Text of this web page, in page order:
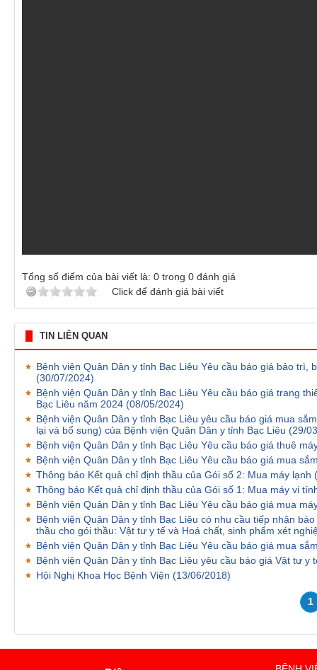
Tổng số điểm của bài viết là: 0 trong 0 đánh giá
Click để đánh giá bài viết
TIN LIÊN QUAN
Bệnh viện Quân Dân y tỉnh Bạc Liêu Yêu cầu báo giá bảo
(30/07/2024)
Bệnh viện Quân Dân y tỉnh Bạc Liêu Yêu cầu báo giá trang
Bạc Liêu năm 2024 (08/05/2024)
Bệnh viện Quân Dân y tỉnh Bạc Liêu yêu cầu báo giá mua
lại và bổ sung) của Bệnh viện Quân Dân y tỉnh Bạc Liêu (29/
Bệnh viện Quân Dân y tỉnh Bạc Liêu Yêu cầu báo giá thuê
Bệnh viện Quân Dân y tỉnh Bạc Liêu Yêu cầu báo giá mua
Thông báo Kết quả chỉ định thầu của Gói số 2: Mua máy lạnh
Thông báo Kết quả chỉ định thầu của Gói số 1: Mua máy vi
Bệnh viện Quân Dân y tỉnh Bạc Liêu Yêu cầu báo giá mua
Bệnh viện Quân Dân y tỉnh Bạc Liêu có nhu cầu tiếp nhận
thầu cho gói thầu: Vật tư y tế và Hoá chất, sinh phẩm xét
Bệnh viện Quân Dân y tỉnh Bạc Liêu Yêu cầu báo giá mua
Bệnh viện Quân Dân y tỉnh Bạc Liêu yêu cầu báo giá Vật tư y
Hội Nghị Khoa Học Bệnh Viện (13/06/2018)
1